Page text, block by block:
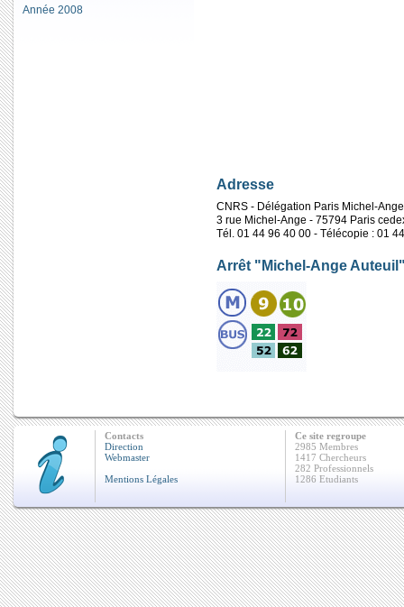
Année 2008
Adresse
CNRS - Délégation Paris Michel-Ange
3 rue Michel-Ange - 75794 Paris
Tél. 01 44 96 40 00 - Télécopie : 01
Arrêt "Michel-Ange
Contacts
Direction
Webmaster
Mentions Légales
Ce site regroupe
2985 Membres
1417 Chercheurs
282 Professionnels
1286 Etudiants